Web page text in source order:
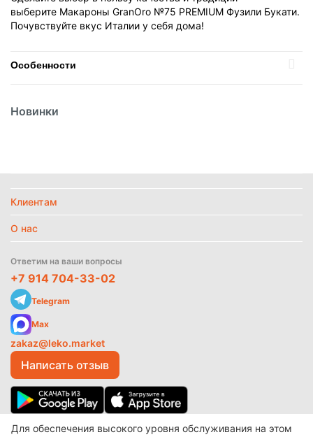
выберите Макароны GranOro №75 PREMIUM Фузили Букати.
Почувствуйте вкус Италии у себя дома!
Особенности
Вид
Температурный режим Без режима
Найти похожие
Новинки
Клиентам
О нас
Ответим на ваши вопросы
+7 914 704-33-02
Telegram
Max
zakaz@leko.market
Написать отзыв
© 2017-2026 ООО «Леко» Разработано в make shop
Для обеспечения высокого уровня обслуживания на этом